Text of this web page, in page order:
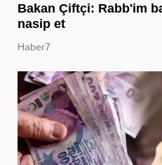
Bakan Çiftçi: Rabb'im
nasip et
Haber7